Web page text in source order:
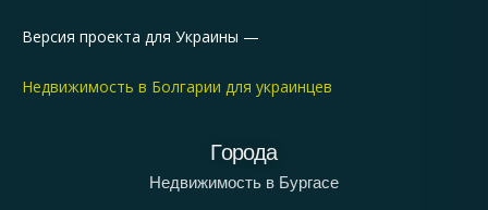
Версия проекта для Украины —
Недвижимость в Болгарии для украинцев
Города
Недвижимость в Бургасе